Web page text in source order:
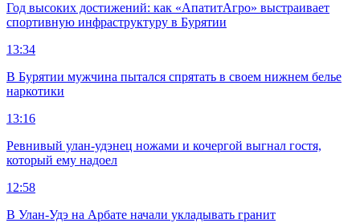
Год высоких достижений: как «АпатитАгро» выстраивает
спортивную инфраструктуру в Бурятии
13:34
В Бурятии мужчина пытался спрятать в своем нижнем белье
наркотики
13:16
Ревнивый улан-удэнец ножами и кочергой выгнал гостя,
который ему надоел
12:58
В Улан-Удэ на Арбате начали укладывать гранит